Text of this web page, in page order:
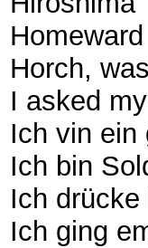
Horch,
I asked
Ich vin ein
Ich bin
Ich
Ich ging